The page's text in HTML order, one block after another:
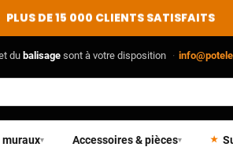
VENTE DIRECTE DU FABRICANT
du balisagesont à votre disposition ·
muraux▾ Accessoires & pièces▾